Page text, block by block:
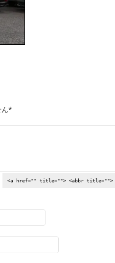
ん*
<a href="" title=""> <abbr title="">